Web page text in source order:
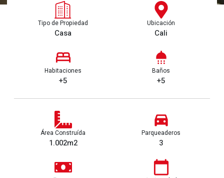
Tipo de Propiedad
Casa
Ubicación
Cali
Habitaciones
+5
Baños
+5
Área Construída
1.002m2
Parqueaderos
3